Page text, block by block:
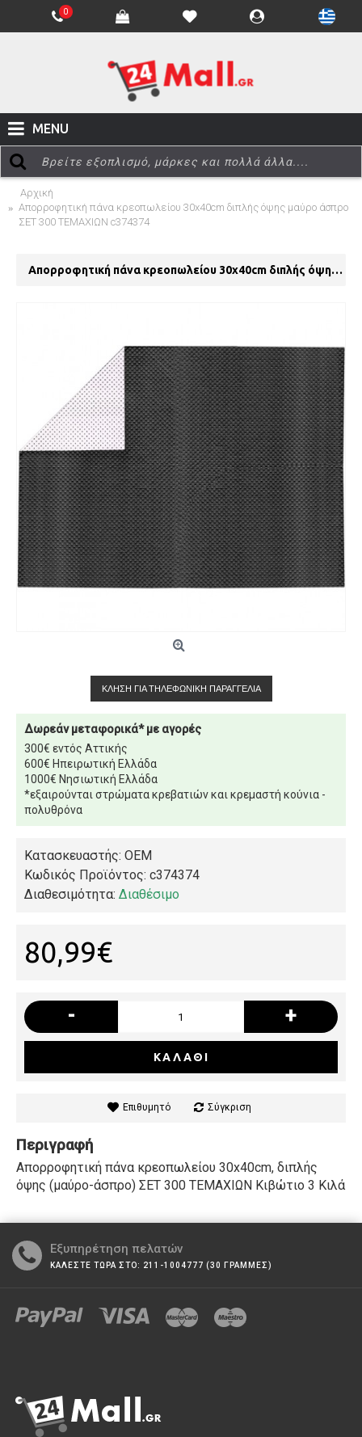
0
MENU
Αρχική
Απορροφητική πάνα κρεοπωλείου 30x40cm διπλής όψης μαύρο άσπρο
ΣΕΤ 300 ΤΕΜΑΧΙΩΝ c374374
Απορροφητική πάνα κρεοπωλείου 30x40cm διπλής όψης μαύρο άσπρο ΣΕΤ 300 ΤΕΜΑΧΙΩΝ c374374
ΚΛΉΣΗ ΓΙΑ ΤΗΛΕΦΩΝΙΚΉ ΠΑΡΑΓΓΕΛΊΑ
Δωρεάν μεταφορικά* με αγορές
300€ εντός Αττικής
600€ Ηπειρωτική Ελλάδα
1000€ Νησιωτική Ελλάδα
*εξαιρούνται στρώματα κρεβατιών και κρεμαστή κούνια -
πολυθρόνα
Κατασκευαστής: OEM
Κωδικός Προϊόντος: c374374
Διαθεσιμότητα: Διαθέσιμο
80,99€
- +
ΚΑΛΆΘΙ
Επιθυμητό Σύγκριση
Περιγραφή
Απορροφητική πάνα κρεοπωλείου 30x40cm, διπλής
όψης (μαύρο-άσπρο) ΣΕΤ 300 ΤΕΜΑΧΙΩΝ Κιβώτιο 3 Κιλά
Εξυπηρέτηση πελατών
ΚΑΛΕΣΤΕ ΤΩΡΑ ΣΤΟ: 211-1004777 (30 ΓΡΑΜΜΕΣ)